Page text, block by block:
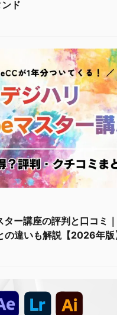
ド
ー講座の評判と口コミ
違いも解説【2026年版